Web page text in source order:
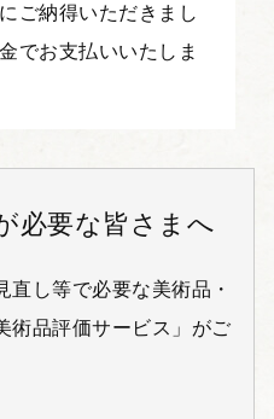
ご納得いただきまし
でお支払いいたしま
必要な皆さまへ
し等で必要な美術品・
術品評価サービス」がご